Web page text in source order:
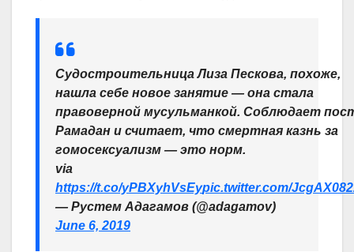
Судостроительница Лиза Пескова, похоже,
нашла себе новое занятие — она стала
правоверной мусульманкой. Соблюдает
Рамадан и считает, что смертная казнь за
гомосексуализм — это норм.
via
https://t.co/yPBXyhVsEypic.twitter.com/
— Рустем Адагамов (@adagamov)
June 6, 2019